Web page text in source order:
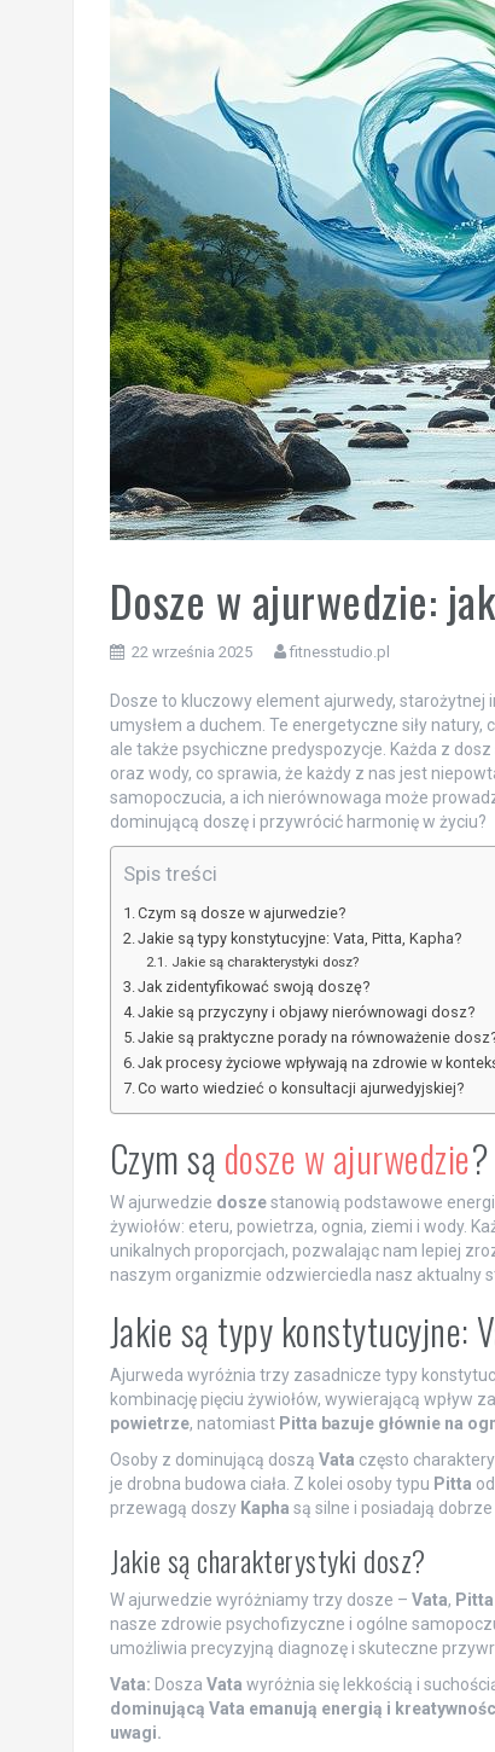
Dosze w ajurwedzie:
22 września 2025 fitnesstudio.pl
Dosze to kluczowy element ajurwedy,
umysłem a duchem. Te energetyczne siły
ale także psychiczne predyspozycje. Każda z
oraz wody, co sprawia, że każdy z nas jest
samopoczucia, a ich nierównowaga może
dominującą doszę i przywrócić harmonię w życiu?
Spis treści
Czym są dosze w ajurwedzie?
Jakie są typy konstytucyjne: Vata, Pitta, Kapha?
Jakie są charakterystyki dosz?
Jak zidentyfikować swoją doszę?
Jakie są przyczyny i objawy nierównowagi dosz?
Jakie są praktyczne porady na równoważenie
Jak procesy życiowe wpływają na zdrowie w
Co warto wiedzieć o konsultacji ajurwedyjskiej?
Czym są dosze w ajurwedzie?
W ajurwedzie doszestanowią podstawowe
żywiołów: eteru, powietrza, ognia, ziemi i wody.
unikalnych proporcjach, pozwalając nam lepiej
naszym organizmie odzwierciedla nasz aktualny
Jakie są typy konstytucyjne:
Ajurweda wyróżnia trzy zasadnicze typy
kombinację pięciu żywiołów, wywierającą wpływ
powietrze, natomiast Pitta bazuje głównie na
Osoby z dominującą doszą Vata często
je drobna budowa ciała. Z kolei osoby typu Pitta
przewagą doszy Kapha są silne i posiadają
Jakie są charakterystyki dosz?
W ajurwedzie wyróżniamy trzy dosze – Vata, Pitta
nasze zdrowie psychofizyczne i ogólne
umożliwia precyzyjną diagnozę i skuteczne
Vata: Dosza Vata wyróżnia się lekkością i
dominującą Vata emanują energią i
uwagi.